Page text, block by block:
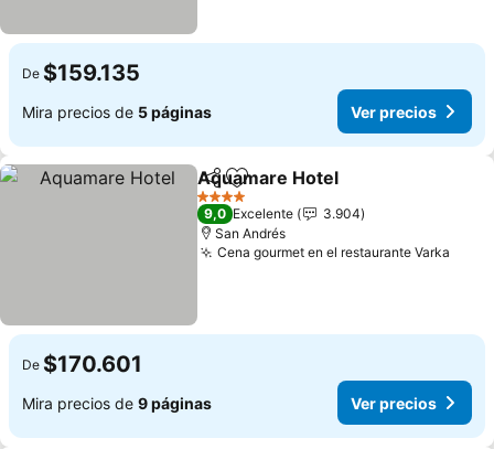
De $159.135
Mira precios de 5 páginas Ver precios
CompartirAgregar a favoritos
Aquamare Hotel
4 Estrellas
9,0 Excelente
3.904
San Andrés
Cena gourmet en el restaurante Varka
De $170.601
Mira precios de 9 páginas Ver precios